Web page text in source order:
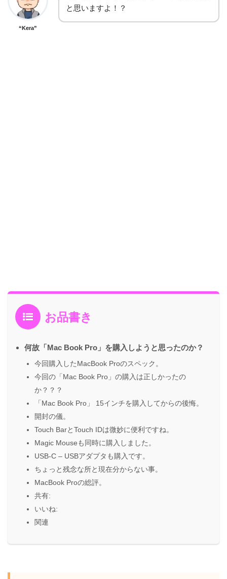
“Kera”
と思いますよ！？
お品書き
何故「Mac Book Pro」を購入しようと思ったのか？
今回購入したMacBook Proのスペック。
今回の「Mac Book Pro」の購入は正しかったの
か？？？
「Mac Book Pro」 15インチを購入してからの後悔。
開封の儀。
Touch BarとTouch IDは微妙に便利ですね。
Magic Mouseも同時に購入しました。
USB-C – USBアダプタも購入です。
ちょっと残念な所と現在分からない事。
MacBook Proの総評。
共有:
いいね:
関連